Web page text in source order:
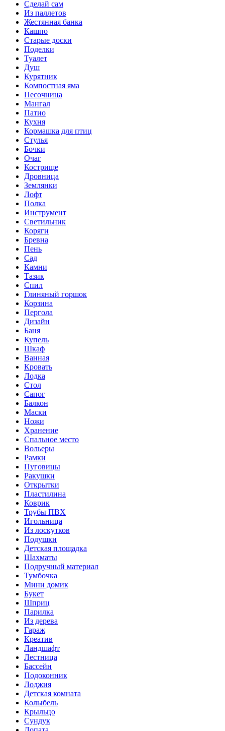
Сделай сам
Из паллетов
Жестянная банка
Кашпо
Старые доски
Поделки
Туалет
Душ
Курятник
Компостная яма
Песочница
Мангал
Патио
Кухня
Кормашка для птиц
Стулья
Бочки
Очаг
Кострище
Дровница
Землянки
Лофт
Полка
Инструмент
Светильник
Коряги
Бревна
Пень
Сад
Камни
Тазик
Спил
Глиняный горшок
Корзина
Пергола
Дизайн
Баня
Купель
Шкаф
Ванная
Кровать
Лодка
Стол
Сапог
Балкон
Маски
Ножи
Хранение
Спальное место
Вольеры
Рамки
Пуговицы
Ракушки
Открытки
Пластилина
Коврик
Трубы ПВХ
Игольница
Из лоскутков
Подушки
Детская площадка
Шахматы
Подручный материал
Тумбочка
Мини домик
Букет
Шприц
Парилка
Из дерева
Гараж
Креатив
Ландшафт
Лестница
Бассейн
Подоконник
Лоджия
Детская комната
Колыбель
Крыльцо
Сундук